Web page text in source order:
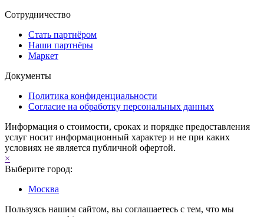
Сотрудничество
Стать партнёром
Наши партнёры
Маркет
Документы
Политика конфиденциальности
Согласие на обработку персональных данных
Информация о стоимости, сроках и порядке предоставления
услуг носит информационный характер и не при каких
условиях не является публичной офертой.
×
Выберите город:
Москва
Пользуясь нашим сайтом, вы соглашаетесь с тем, что мы